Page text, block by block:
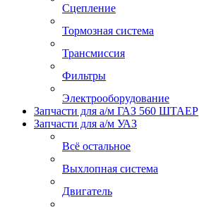
Сцепление
Тормозная система
Трансмиссия
Фильтры
Электрооборудование
Запчасти для а/м ГАЗ 560 ШТАЕР
Запчасти для а/м УАЗ
Всё остальное
Выхлопная система
Двигатель